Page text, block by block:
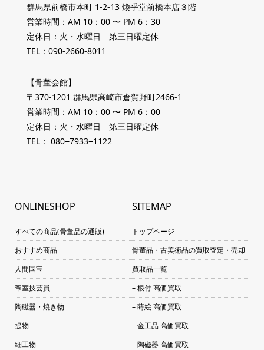
群馬県前橋市本町 1-2-13 煥乎堂前橋本店３階
営業時間：AM 10：00 〜 PM 6：30
定休日：火・水曜日 第三日曜定休
TEL：090-2660-8011
【骨董会館】
〒370-1201 群馬県高崎市倉賀野町2466-1
営業時間：AM 10：00 〜 PM 6：00
定休日：火・水曜日 第三日曜定休
TEL： 080−7933−1122
ONLINESHOP
すべての商品(骨董品の通販)
おすすめ商品
人間国宝
帝室技芸員
陶磁器・焼き物
提物
細工物
SITEMAP
トップページ
骨董品・古美術品の買取査定・売却
買取品一覧
– 根付 高価買取
– 蒔絵 高価買取
– 金工品 高価買取
– 陶磁器 高価買取